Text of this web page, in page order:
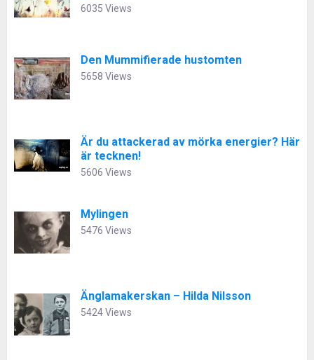
6035 Views
Den Mummifierade hustomten
5658 Views
Är du attackerad av mörka energier? Här
är tecknen!
5606 Views
Mylingen
5476 Views
Änglamakerskan – Hilda Nilsson
5424 Views